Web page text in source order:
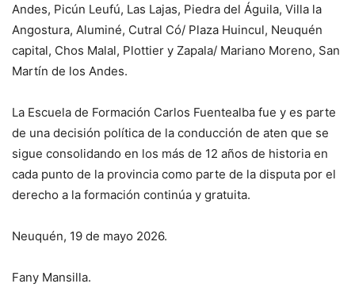
Andes, Picún Leufú, Las Lajas, Piedra del Águila, Villa la
Angostura, Aluminé, Cutral Có/ Plaza Huincul, Neuquén
capital, Chos Malal, Plottier y Zapala/ Mariano Moreno, San
Martín de los Andes.
La Escuela de Formación Carlos Fuentealba fue y es parte
de una decisión política de la conducción de aten que se
sigue consolidando en los más de 12 años de historia en
cada punto de la provincia como parte de la disputa por el
derecho a la formación continúa y gratuita.
Neuquén, 19 de mayo 2026.
Fany Mansilla.